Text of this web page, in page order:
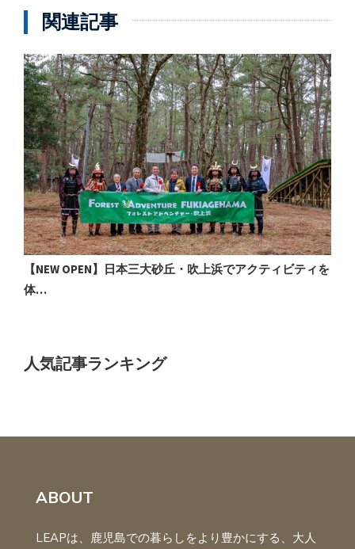
関連記事
【NEW OPEN】日本三大砂丘・吹上浜でアクティビティを
体…
人気記事ランキング
ABOUT
LEAPは、鹿児島での暮らしをより豊かにする、大人